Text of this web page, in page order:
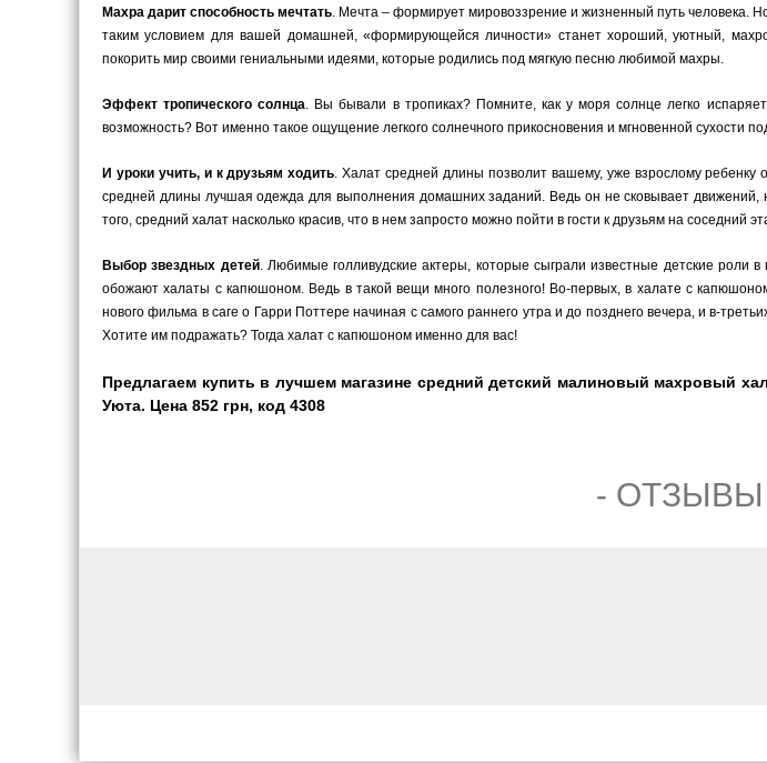
Махра дарит способность мечтать. Мечта – формирует мировоззрение и жизненный путь человека.
таким условием для вашей домашней, «формирующейся личности» станет хороший, уютный,
покорить мир своими гениальными идеями, которые родились под мягкую песню любимой махры.
Эффект тропического солнца. Вы бывали в тропиках? Помните, как у моря солнце легко
возможность? Вот именно такое ощущение легкого солнечного прикосновения и мгновенной сухости
И уроки учить, и к друзьям ходить. Халат средней длины позволит вашему, уже взрослому
средней длины лучшая одежда для выполнения домашних заданий. Ведь он не сковывает
того, средний халат насколько красив, что в нем запросто можно пойти в гости к друзьям на соседний
Выбор звездных детей. Любимые голливудские актеры, которые сыграли известные детские
обожают халаты с капюшоном. Ведь в такой вещи много полезного! Во-первых, в халате с
нового фильма в саге о Гарри Поттере начиная с самого раннего утра и до позднего вечера, и в-
Хотите им подражать? Тогда халат с капюшоном именно для вас!
Предлагаем купить в лучшем магазине средний детский малиновый махровый
Уюта. Цена 852 грн, код 4308
-